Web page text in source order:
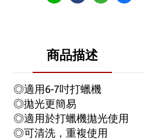
商品描述
◎適用6-7吋打蠟機
◎拋光更簡易
◎適用於打蠟機拋光使用
◎可清洗，重複使用